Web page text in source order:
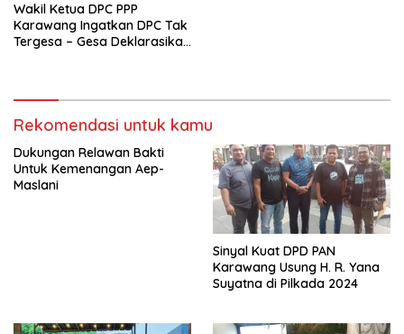
Wakil Ketua DPC PPP
Karawang Ingatkan DPC Tak
Tergesa – Gesa Deklarasikan
Rekomendasi untuk kamu
Dukungan Relawan Bakti
Untuk Kemenangan Aep-
Maslani
Sinyal Kuat DPD PAN
Karawang Usung H. R. Yana
Suyatna di Pilkada 2024